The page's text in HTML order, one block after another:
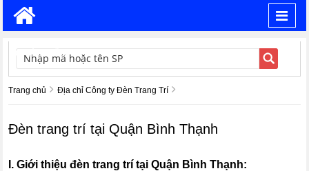
TÌM KIẾM
Trang chủ Địa chỉ Công ty Đèn Trang Trí
Đèn trang trí tại Quận Bình Thạnh
I. Giới thiệu đèn trang trí tại Quận Bình Thạnh: